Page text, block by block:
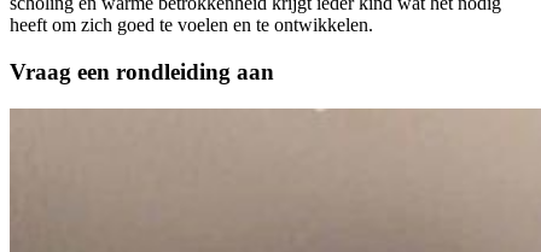
heeft om zich goed te voelen en te ontwikkelen.
Vraag een rondleiding aan